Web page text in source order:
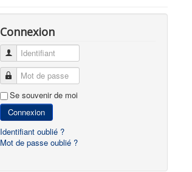
Connexion
Identifiant
Mot de passe
Se souvenir de moi
Connexion
Identifiant oublié ?
Mot de passe oublié ?